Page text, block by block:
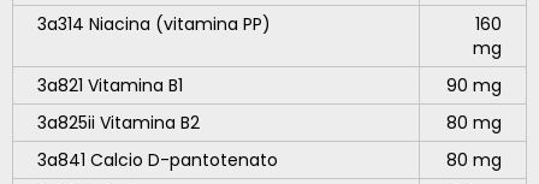
3a314 Niacina (vitamina PP)
160
mg
3a821 Vitamina B1
90 mg
3a825ii Vitamina B2
80 mg
3a841 Calcio D-pantotenato
80 mg